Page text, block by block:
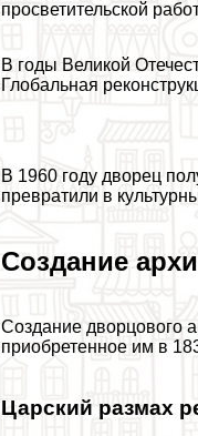
просветительской
В годы Великой
Глобальная
В 1960 году дворец
превратили в
Создание
Создание дворцового
приобретенное им в
Царский размах